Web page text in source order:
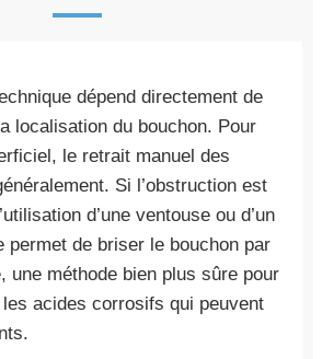
dépend directement de
localisation du bouchon. Pour
le retrait manuel des
Si l’obstruction est
d’une ventouse ou d’un
permet de briser le bouchon par
une méthode bien plus sûre pour
acides corrosifs qui peuvent